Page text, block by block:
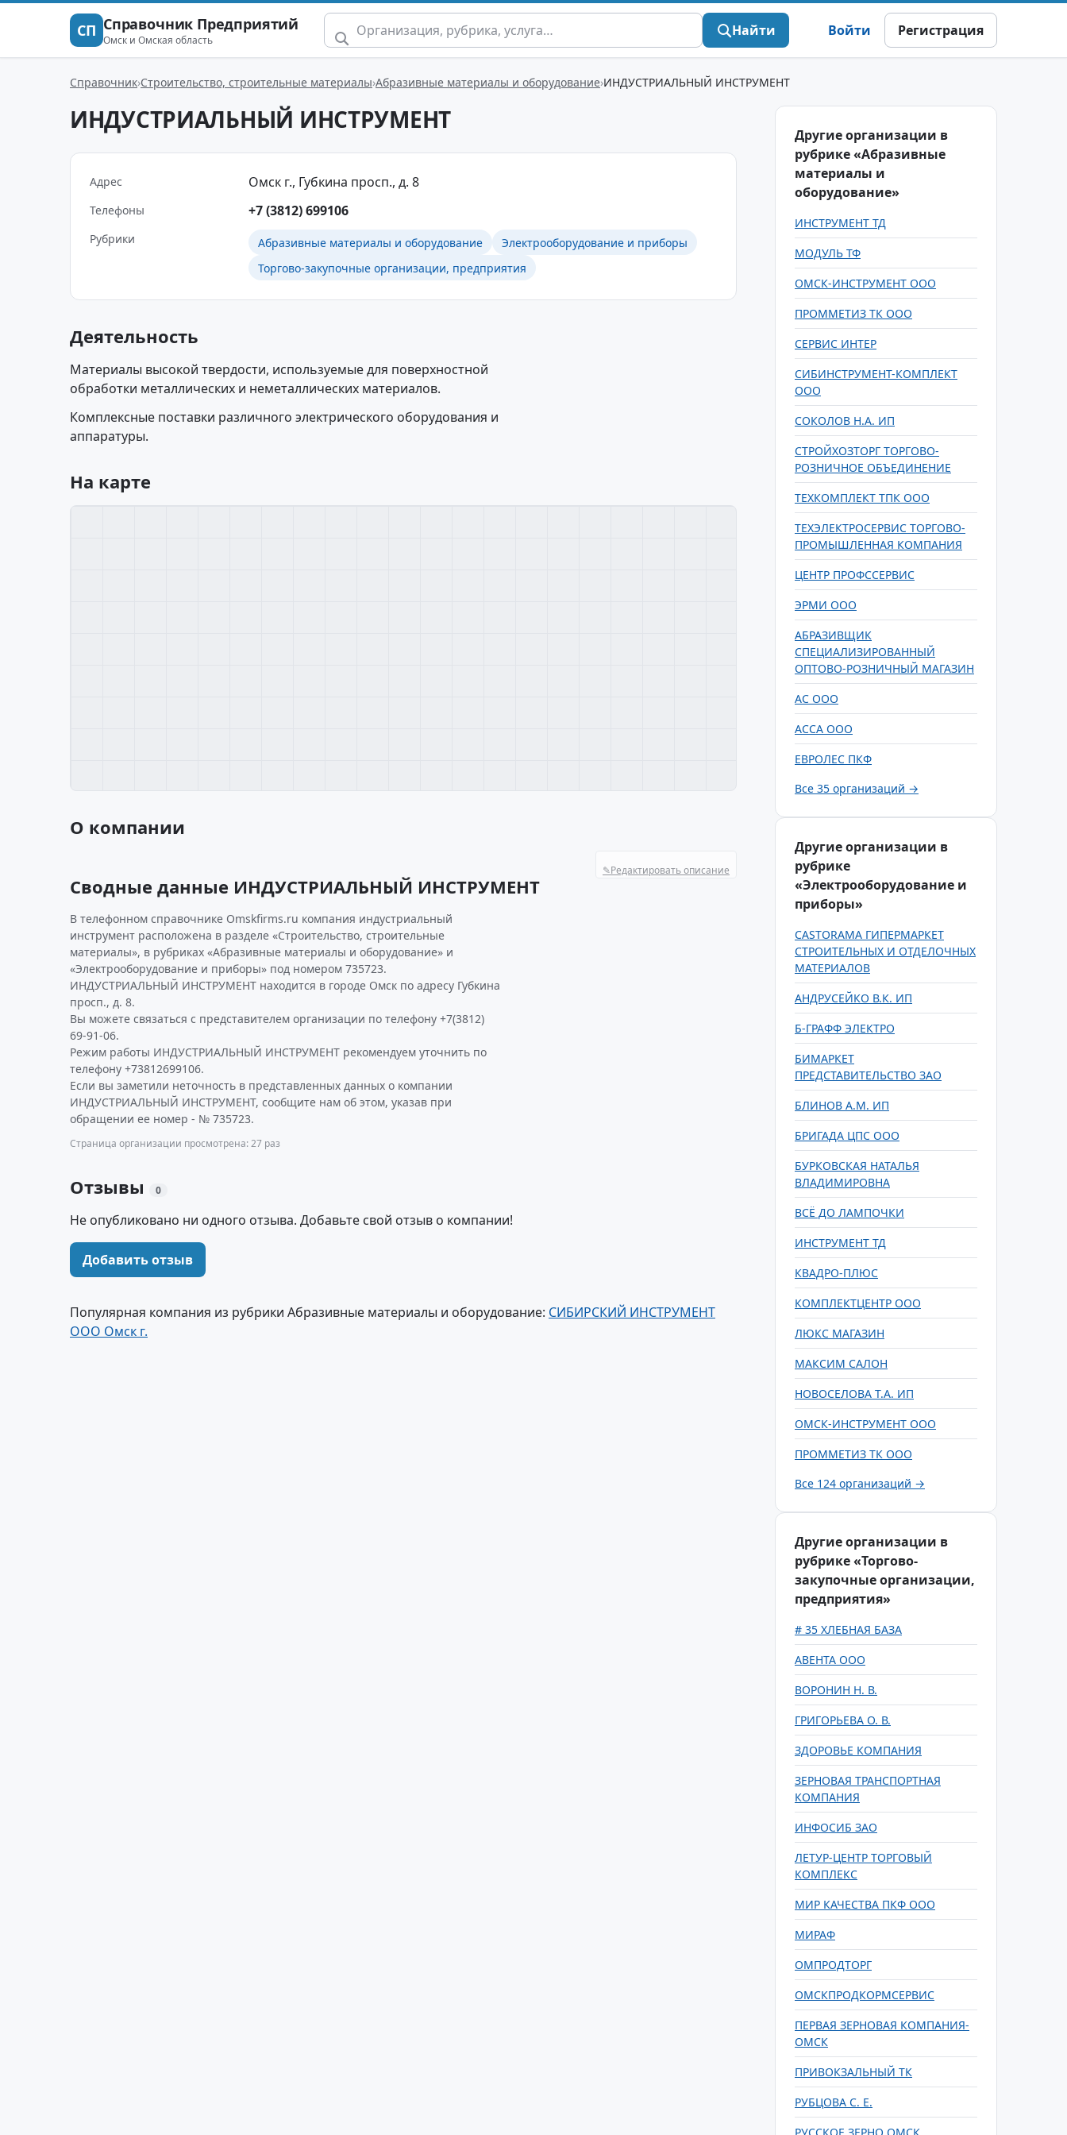
СП Справочник Предприятий
Омск и Омская область
Найти Войти Регистрация
Справочник Строительство, строительные материалы Абразивные материалы и оборудование ИНДУСТРИАЛЬНЫЙ ИНСТРУМЕНТ
ИНДУСТРИАЛЬНЫЙ ИНСТРУМЕНТ
Адрес Омск г., Губкина просп., д. 8
Телефоны +7 (3812) 699106
Рубрики Абразивные материалы и оборудование
Электрооборудование и приборы
Торгово-закупочные организации, предприятия
Деятельность
Материалы высокой твердости, используемые для поверхностной
обработки металлических и неметаллических материалов.
Комплексные поставки различного электрического оборудования и
аппаратуры.
На карте
О компании
✎Редактировать описание
Сводные данные ИНДУСТРИАЛЬНЫЙ ИНСТРУМЕНТ
В телефонном справочнике Omskfirms.ru компания индустриальный
инструмент расположена в разделе «Строительство, строительные
материалы», в рубриках «Абразивные материалы и оборудование» и
«Электрооборудование и приборы» под номером 735723.
ИНДУСТРИАЛЬНЫЙ ИНСТРУМЕНТ находится в городе Омск по адресу Губкина
просп., д. 8.
Вы можете связаться с представителем организации по телефону +7(3812)
69-91-06.
Режим работы ИНДУСТРИАЛЬНЫЙ ИНСТРУМЕНТ рекомендуем уточнить по
телефону +73812699106.
Если вы заметили неточность в представленных данных о компании
ИНДУСТРИАЛЬНЫЙ ИНСТРУМЕНТ, сообщите нам об этом, указав при
обращении ее номер - № 735723.
Страница организации просмотрена: 27 раз
Отзывы 0
Не опубликовано ни одного отзыва. Добавьте свой отзыв о компании!
Добавить отзыв
Популярная компания из рубрики Абразивные материалы и оборудование: СИБИРСКИЙ ИНСТРУМЕНТ
ООО Омск г.
Другие организации в
рубрике «Абразивные
материалы и
оборудование»
ИНСТРУМЕНТ ТД
МОДУЛЬ ТФ
ОМСК-ИНСТРУМЕНТ ООО
ПРОММЕТИЗ ТК ООО
СЕРВИС ИНТЕР
СИБИНСТРУМЕНТ-КОМПЛЕКТ
ООО
СОКОЛОВ Н.А. ИП
СТРОЙХОЗТОРГ ТОРГОВО-
РОЗНИЧНОЕ ОБЪЕДИНЕНИЕ
ТЕХКОМПЛЕКТ ТПК ООО
ТЕХЭЛЕКТРОСЕРВИС ТОРГОВО-
ПРОМЫШЛЕННАЯ КОМПАНИЯ
ЦЕНТР ПРОФССЕРВИС
ЭРМИ ООО
АБРАЗИВЩИК
СПЕЦИАЛИЗИРОВАННЫЙ
ОПТОВО-РОЗНИЧНЫЙ МАГАЗИН
АС ООО
АССА ООО
ЕВРОЛЕС ПКФ
Все 35 организаций →
Другие организации в
рубрике
«Электрооборудование и
приборы»
CASTORAMA ГИПЕРМАРКЕТ
СТРОИТЕЛЬНЫХ И ОТДЕЛОЧНЫХ
МАТЕРИАЛОВ
АНДРУСЕЙКО В.К. ИП
Б-ГРАФФ ЭЛЕКТРО
БИМАРКЕТ
ПРЕДСТАВИТЕЛЬСТВО ЗАО
БЛИНОВ А.М. ИП
БРИГАДА ЦПС ООО
БУРКОВСКАЯ НАТАЛЬЯ
ВЛАДИМИРОВНА
ВСЁ ДО ЛАМПОЧКИ
ИНСТРУМЕНТ ТД
КВАДРО-ПЛЮС
КОМПЛЕКТЦЕНТР ООО
ЛЮКС МАГАЗИН
МАКСИМ САЛОН
НОВОСЕЛОВА Т.А. ИП
ОМСК-ИНСТРУМЕНТ ООО
ПРОММЕТИЗ ТК ООО
Все 124 организаций →
Другие организации в
рубрике «Торгово-
закупочные организации,
предприятия»
# 35 ХЛЕБНАЯ БАЗА
АВЕНТА ООО
ВОРОНИН Н. В.
ГРИГОРЬЕВА О. В.
ЗДОРОВЬЕ КОМПАНИЯ
ЗЕРНОВАЯ ТРАНСПОРТНАЯ
КОМПАНИЯ
ИНФОСИБ ЗАО
ЛЕТУР-ЦЕНТР ТОРГОВЫЙ
КОМПЛЕКС
МИР КАЧЕСТВА ПКФ ООО
МИРАФ
ОМПРОДТОРГ
ОМСКПРОДКОРМСЕРВИС
ПЕРВАЯ ЗЕРНОВАЯ КОМПАНИЯ-
ОМСК
ПРИВОКЗАЛЬНЫЙ ТК
РУБЦОВА С. Е.